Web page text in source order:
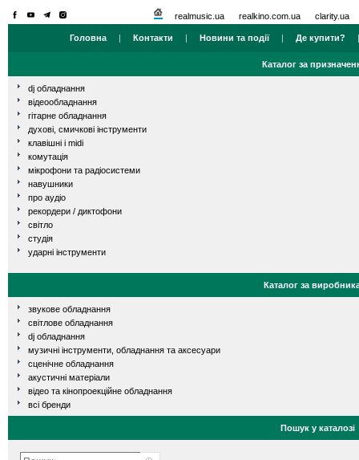
realmusic.ua realkino.com.ua clarity.ua
Головна | Контакти | Новини та події| Де купити?
Каталог за
dj обладнання
відеообладнання
гітарне обладнання
духові, смичкові інструменти
клавішні і midi
комутація
мікрофони та радіосистеми
навушники
про аудіо
рекордери / диктофони
світло
студія
ударні інструменти
Каталог за
звукове обладнання
світлове обладнання
dj обладнання
музичні інструменти, обладнання та аксесуари
сценічне обладнання
акустичні матеріали
відео та кінопроекційне обладнання
всі бренди
Пошук у каталозі